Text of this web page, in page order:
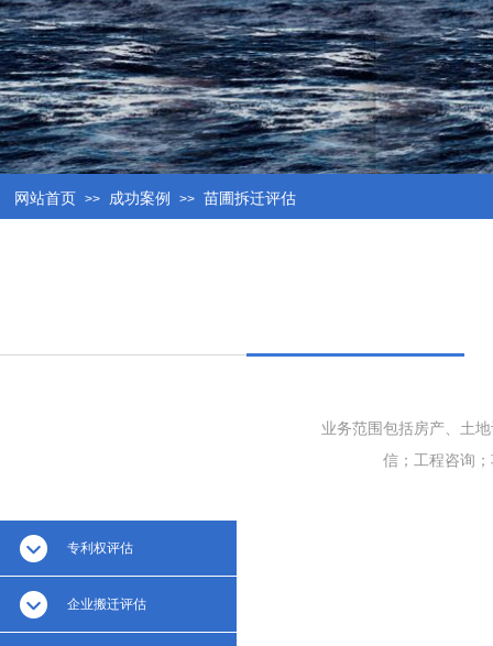
网站首页 >> 成功案例 >> 苗圃拆迁评估
业务范围包括房产、土
信；工程咨询
专利权评估
企业搬迁评估